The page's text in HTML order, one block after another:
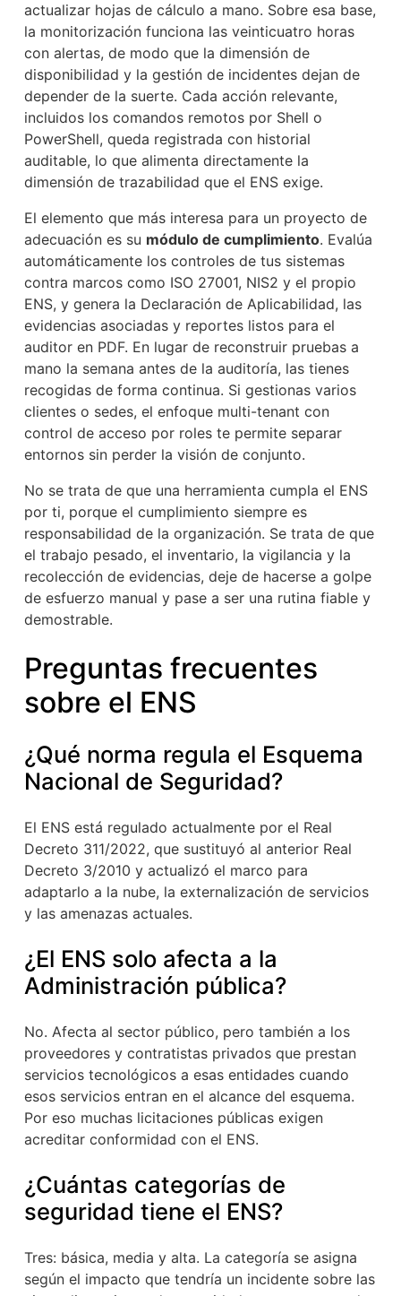
actualizar hojas de cálculo a mano. Sobre esa base,
la monitorización funciona las veinticuatro horas
con alertas, de modo que la dimensión de
disponibilidad y la gestión de incidentes dejan de
depender de la suerte. Cada acción relevante,
incluidos los comandos remotos por Shell o
PowerShell, queda registrada con historial
auditable, lo que alimenta directamente la
dimensión de trazabilidad que el ENS exige.
El elemento que más interesa para un proyecto de
adecuación es su módulo de cumplimiento. Evalúa
automáticamente los controles de tus sistemas
contra marcos como ISO 27001, NIS2 y el propio
ENS, y genera la Declaración de Aplicabilidad, las
evidencias asociadas y reportes listos para el
auditor en PDF. En lugar de reconstruir pruebas a
mano la semana antes de la auditoría, las tienes
recogidas de forma continua. Si gestionas varios
clientes o sedes, el enfoque multi-tenant con
control de acceso por roles te permite separar
entornos sin perder la visión de conjunto.
No se trata de que una herramienta cumpla el ENS
por ti, porque el cumplimiento siempre es
responsabilidad de la organización. Se trata de que
el trabajo pesado, el inventario, la vigilancia y la
recolección de evidencias, deje de hacerse a golpe
de esfuerzo manual y pase a ser una rutina fiable y
demostrable.
Preguntas frecuentes
sobre el ENS
¿Qué norma regula el Esquema
Nacional de Seguridad?
El ENS está regulado actualmente por el Real
Decreto 311/2022, que sustituyó al anterior Real
Decreto 3/2010 y actualizó el marco para
adaptarlo a la nube, la externalización de servicios
y las amenazas actuales.
¿El ENS solo afecta a la
Administración pública?
No. Afecta al sector público, pero también a los
proveedores y contratistas privados que prestan
servicios tecnológicos a esas entidades cuando
esos servicios entran en el alcance del esquema.
Por eso muchas licitaciones públicas exigen
acreditar conformidad con el ENS.
¿Cuántas categorías de
seguridad tiene el ENS?
Tres: básica, media y alta. La categoría se asigna
según el impacto que tendría un incidente sobre las